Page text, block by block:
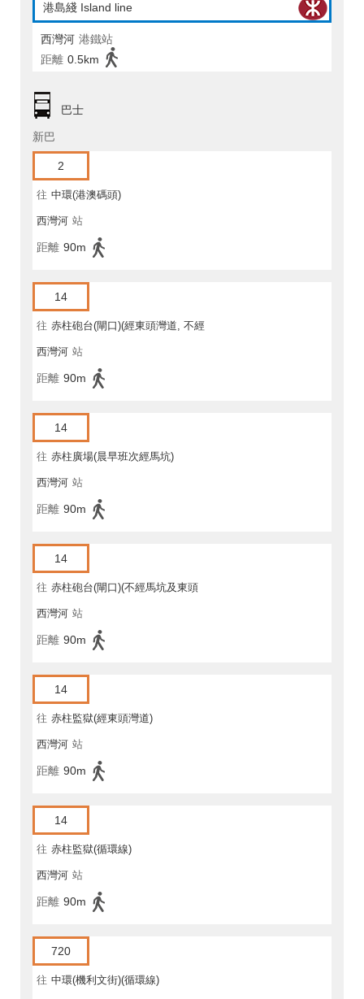
港島綫 Island line
西灣河 港鐵站
距離 0.5km
巴士
新巴
2
往 中環(港澳碼頭)
西灣河 站
距離 90m
14
往 赤柱砲台(閘口)(經東頭灣道, 不經
馬坑)
西灣河 站
距離 90m
14
往 赤柱廣場(晨早班次經馬坑)
西灣河 站
距離 90m
14
往 赤柱砲台(閘口)(不經馬坑及東頭
灣道)
西灣河 站
距離 90m
14
往 赤柱監獄(經東頭灣道)
西灣河 站
距離 90m
14
往 赤柱監獄(循環線)
西灣河 站
距離 90m
720
往 中環(機利文街)(循環線)